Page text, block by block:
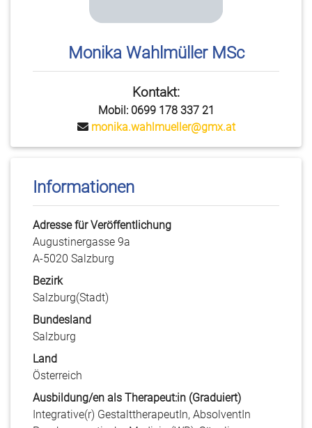
Monika Wahlmüller MSc
Kontakt:
Mobil: 0699 178 337 21
monika.wahlmueller@gmx.at
Informationen
Adresse für Veröffentlichung
Augustinergasse 9a
A-5020 Salzburg
Bezirk
Salzburg(Stadt)
Bundesland
Salzburg
Land
Österreich
Ausbildung/en als Therapeut:in (Graduiert)
Integrative(r) GestalttherapeutIn, AbsolventIn